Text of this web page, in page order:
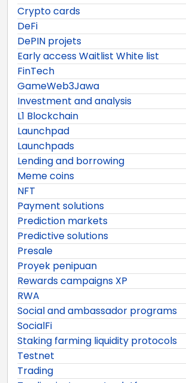
Crypto cards
DeFi
DePIN projets
Early access Waitlist White list
FinTech
GameWeb3Jawa
Investment and analysis
L1 Blockchain
Launchpad
Launchpads
Lending and borrowing
Meme coins
NFT
Payment solutions
Prediction markets
Predictive solutions
Presale
Proyek penipuan
Rewards campaigns XP
RWA
Social and ambassador programs
SocialFi
Staking farming liquidity protocols
Testnet
Trading